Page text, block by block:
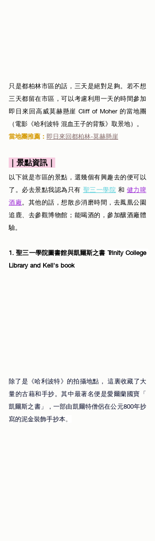
只是都柏林市區的話，三天是絕對足夠。若不想
三天都留在市區，可以考慮利用一天的時間參加
即日來回高威莫赫懸崖 Cliff of Moher 的當地團
（電影《哈利波特 混血王子的背叛》取景地）。
當地團推薦： 即日來回都柏林-莫赫懸崖
｜景點資訊｜
以下就是市區的景點，選幾個有興趣去的便可以
了。必去景點我認為只有 聖三一學院 和 健力啤
酒廠。其他的話，想散步消磨時間，去鳳凰公園
追鹿、去參觀博物館；能喝酒的，參加釀酒廠體
驗。
1. 聖三一學院圖書館與凱爾斯之書 Trinity College
Library and Kell's book
除了是《哈利波特》的拍攝地點， 這裏收藏了大
量的古藉和手抄。其中最著名便是愛爾蘭國寶「
凱爾斯之書」，一部由凱爾特僧侶在公元800年抄
寫的泥金裝飾手抄本。